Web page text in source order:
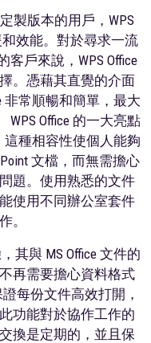
製版本的用戶，WPS
效能。對於尋求一流
戶來說，WPS Office
。憑藉其直覺的介面
非常順暢和簡單，最大
Office 的一大亮點
這種相容性使個人能夠
文檔，而無需擔心
題。使用熟悉的文件
使用不同辦公室套件
。
其與 MS Office 文件的
再需要擔心資料格式
每份文件高效打開，
功能對於協作工作的
換是定期的，並且保